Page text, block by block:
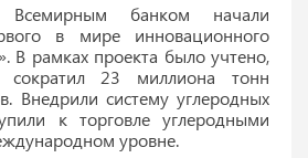
банком начали
в мире инновационного
В рамках проекта было учтено,
сократил 23 миллиона тонн
Внедрили систему углеродных
к торговле углеродными
уровне.